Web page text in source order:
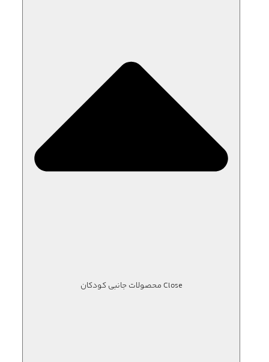
Close محصولات جانبی کودکان